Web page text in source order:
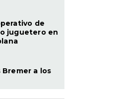
de
juguetero en
Bremer a los